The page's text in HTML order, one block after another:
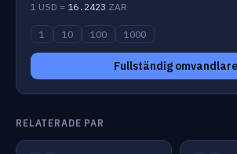
1 USD = 16.2423 ZAR
1 10 100 1000
Fullständig omvandlare
RELATERADE PAR